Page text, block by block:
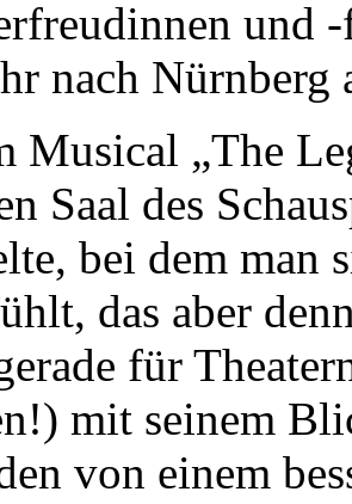
und
nach Nürnberg
Musical „The
Saal des
bei dem man
das aber
für
mit seinem
von einem